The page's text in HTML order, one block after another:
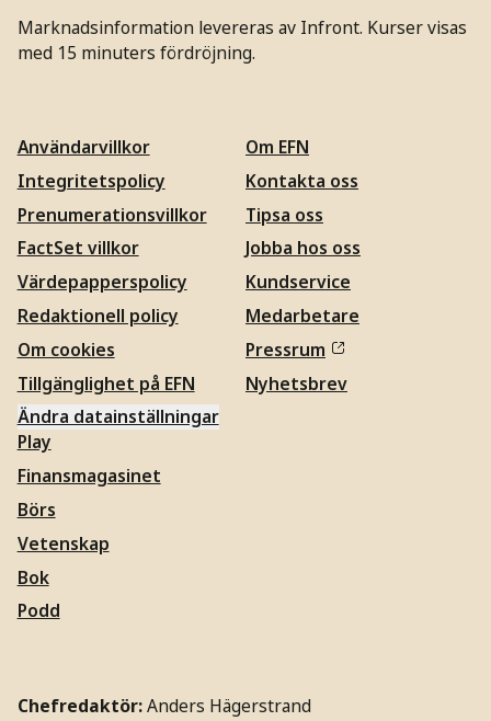
Marknadsinformation levereras av Infront. Kurser visas
med 15 minuters fördröjning.
Användarvillkor
Integritetspolicy
Prenumerationsvillkor
FactSet villkor
Värdepapperspolicy
Redaktionell policy
Om cookies
Tillgänglighet på EFN
Ändra datainställningar
Om EFN
Kontakta oss
Tipsa oss
Jobba hos oss
Kundservice
Medarbetare
Pressrum
Nyhetsbrev
Play
Finansmagasinet
Börs
Vetenskap
Bok
Podd
Chefredaktör:Anders Hägerstrand